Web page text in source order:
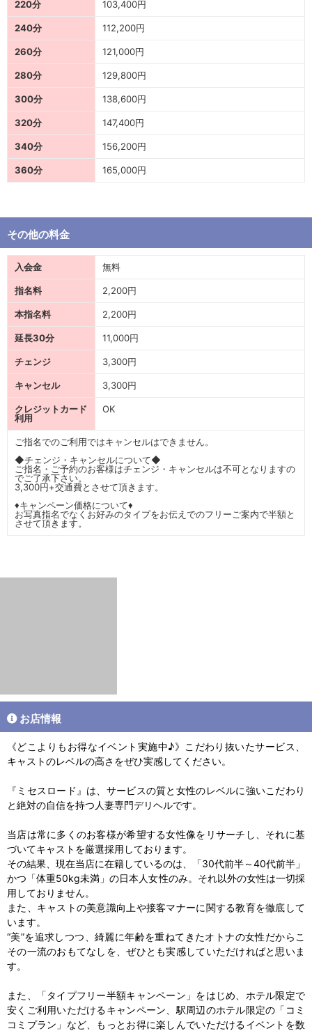
220分 103,400円
240分 112,200円
260分 121,000円
280分 129,800円
300分 138,600円
320分 147,400円
340分 156,200円
360分 165,000円
その他の料金
入会金 無料
指名料 2,200円
本指名料 2,200円
延長30分 11,000円
チェンジ 3,300円
キャンセル 3,300円
クレジットカード
利用
OK
ご指名でのご利用ではキャンセルはできません。
◆チェンジ・キャンセルについて◆
ご指名・ご予約のお客様はチェンジ・キャンセルは不可となりますの
でご了承下さい。
3,300円+交通費とさせて頂きます。
♦キャンペーン価格について♦
お写真指名でなくお好みのタイプをお伝えでのフリーご案内で半額と
させて頂きます。
お店情報
《どこよりもお得なイベント実施中♪》こだわり抜いたサービス、
キャストのレベルの高さをぜひ実感してください。
『ミセスロード』は、サービスの質と女性のレベルに強いこだわり
と絶対の自信を持つ人妻専門デリヘルです。
当店は常に多くのお客様が希望する女性像をリサーチし、それに基
づいてキャストを厳選採用しております。
その結果、現在当店に在籍しているのは、「30代前半～40代前半」
かつ「体重50kg未満」の日本人女性のみ。それ以外の女性は一切採
用しておりません。
また、キャストの美意識向上や接客マナーに関する教育を徹底して
います。
“美”を追求しつつ、綺麗に年齢を重ねてきたオトナの女性だからこ
その一流のおもてなしを、ぜひとも実感していただければと思いま
す。
また、「タイプフリー半額キャンペーン」をはじめ、ホテル限定で
安くご利用いただけるキャンペーン、駅周辺のホテル限定の「コミ
コミプラン」など、もっとお得に楽しんでいただけるイベントを数